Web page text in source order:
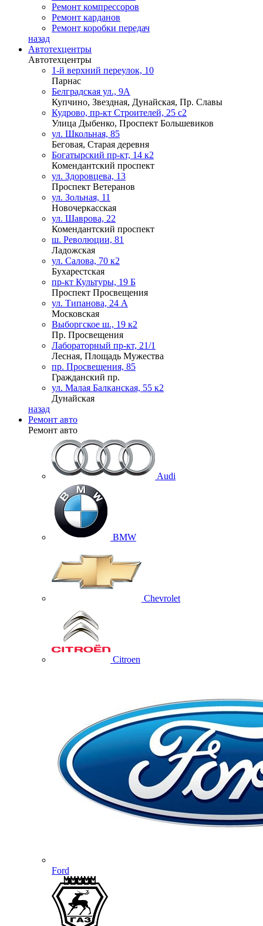
Ремонт компрессоров
Ремонт карданов
Ремонт коробки передач
назад
Автотехцентры
Автотехцентры
1-й верхний переулок, 10
Парнас
Белградская ул., 9А
Купчино, Звездная, Дунайская, Пр. Славы
Кудрово, пр-кт Строителей, 25 с2
Улица Дыбенко, Проспект Большевиков
ул. Школьная, 85
Беговая, Старая деревня
Богатырский пр-кт, 14 к2
Комендантский проспект
ул. Здоровцева, 13
Проспект Ветеранов
ул. Зольная, 11
Новочеркасская
ул. Шаврова, 22
Комендантский проспект
ш. Революции, 81
Ладожская
ул. Салова, 70 к2
Бухарестская
пр-кт Культуры, 19 Б
Проспект Просвещения
ул. Типанова, 24 А
Московская
Выборгское ш., 19 к2
Пр. Просвещения
Лабораторный пр-кт, 21/1
Лесная, Площадь Мужества
пр. Просвещения, 85
Гражданский пр.
ул. Малая Балканская, 55 к2
Дунайская
назад
Ремонт авто
Ремонт авто
Audi
BMW
Chevrolet
Citroen
Ford